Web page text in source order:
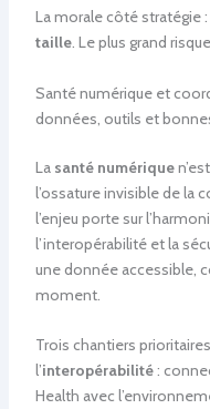
La morale côté stratégie :
taille. Le plus grand
Santé numérique et
données, outils et
La santé numérique
l’ossature invisible de la
l’enjeu porte sur
l’interopérabilité et la
une donnée accessible,
moment.
Trois chantiers
l’interopérabilité:
Health avec